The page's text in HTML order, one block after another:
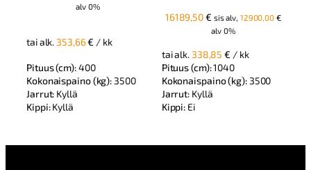
alv 0%
tai alk. 353,66€ / kk
Pituus (cm):400
Kokonaispaino (kg): 3500
Jarrut: Kyllä
Kippi:Kyllä
16189,50€ sis alv, 12900,00 €
alv 0%
tai alk. 338,85€ / kk
Pituus (cm):1040
Kokonaispaino (kg): 3500
Jarrut: Kyllä
Kippi: Ei